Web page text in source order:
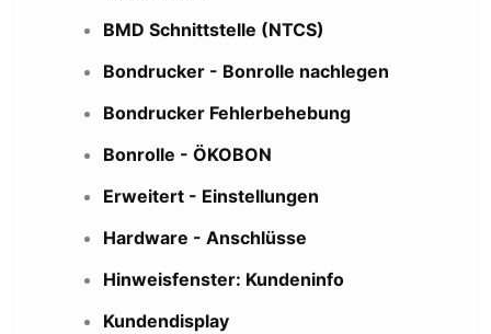
BMD Schnittstelle (NTCS)
Bondrucker - Bonrolle nachlegen
Bondrucker Fehlerbehebung
Bonrolle - ÖKOBON
Erweitert - Einstellungen
Hardware - Anschlüsse
Hinweisfenster: Kundeninfo
Kundendisplay